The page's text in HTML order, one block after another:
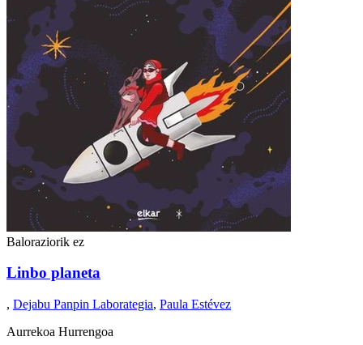
Baloraziorik ez
Linbo planeta
, Dejabu Panpin Laborategia, Paula Estévez
Aurrekoa Hurrengoa